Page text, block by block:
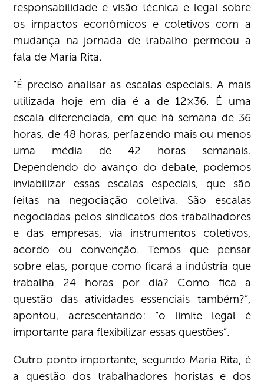
responsabilidade e visão técnica e legal sobre
os impactos econômicos e coletivos com a
mudança na jornada de trabalho permeou a
fala de Maria Rita.
“É preciso analisar as escalas especiais. A mais
utilizada hoje em dia é a de 12×36. É uma
escala diferenciada, em que há semana de 36
horas, de 48 horas, perfazendo mais ou menos
uma média de 42 horas semanais.
Dependendo do avanço do debate, podemos
inviabilizar essas escalas especiais, que são
feitas na negociação coletiva. São escalas
negociadas pelos sindicatos dos trabalhadores
e das empresas, via instrumentos coletivos,
acordo ou convenção. Temos que pensar
sobre elas, porque como ficará a indústria que
trabalha 24 horas por dia? Como fica a
questão das atividades essenciais também?”,
apontou, acrescentando: “o limite legal é
importante para flexibilizar essas questões”.
Outro ponto importante, segundo Maria Rita, é
a questão dos trabalhadores horistas e dos